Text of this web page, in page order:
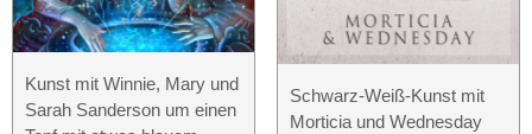
Kunst mit Winnie, Mary und
Sarah Sanderson um einen
Schwarz-Weiß-Kunst mit
Morticia und Wednesday